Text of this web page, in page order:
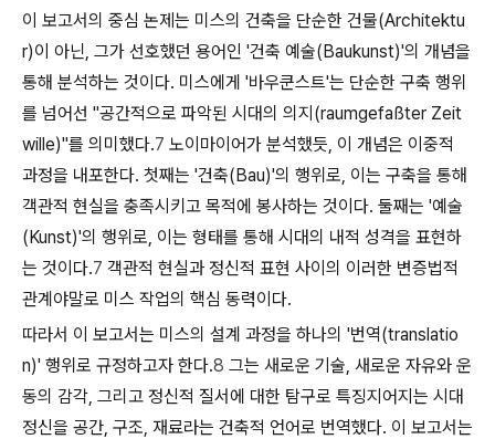
이 보고서의 중심 논제는 미스의 건축을 단순한 건물(Architektu
r)이 아닌, 그가 선호했던 용어인 '건축 예술(Baukunst)'의 개념을
통해 분석하는 것이다. 미스에게 '바우쿤스트'는 단순한 구축 행위
를 넘어선 "공간적으로 파악된 시대의 의지(raumgefaßter Zeit
wille)"를 의미했다.7 노이마이어가 분석했듯, 이 개념은 이중적
과정을 내포한다. 첫째는 '건축(Bau)'의 행위로, 이는 구축을 통해
객관적 현실을 충족시키고 목적에 봉사하는 것이다. 둘째는 '예술
(Kunst)'의 행위로, 이는 형태를 통해 시대의 내적 성격을 표현하
는 것이다.7 객관적 현실과 정신적 표현 사이의 이러한 변증법적
관계야말로 미스 작업의 핵심 동력이다.
따라서 이 보고서는 미스의 설계 과정을 하나의 '번역(translatio
n)' 행위로 규정하고자 한다.8 그는 새로운 기술, 새로운 자유와 운
동의 감각, 그리고 정신적 질서에 대한 탐구로 특징지어지는 시대
정신을 공간, 구조, 재료라는 건축적 언어로 번역했다. 이 보고서는